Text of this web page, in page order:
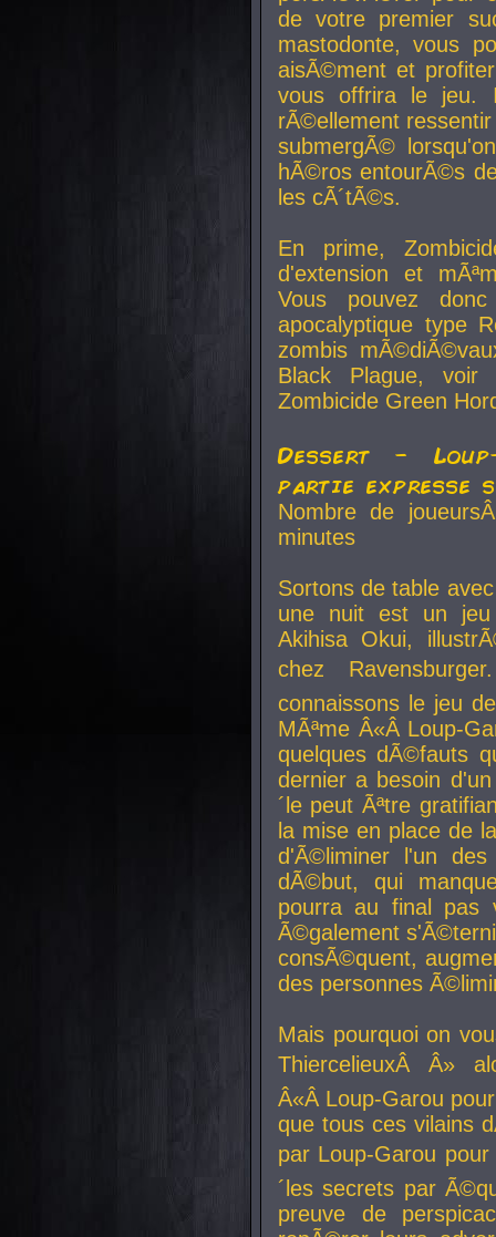
de votre premier
mastodonte, vous
aisÃ©ment et
vous offrira le jeu.
rÃ©ellement
submergÃ©
hÃ©ros entourÃ©s
les cÃ´tÃ©s.
En prime,
d'extension et
Vous pouvez
apocalyptique type
zombis
Black Plague,
Zombicide Green
Dessert -
partie expresse
Nombre de
minutes
Sortons de table
une nuit est un
Akihisa Okui,
chez
connaissons le jeu
MÃªme Â«Â Loup-
quelques dÃ©fauts
dernier a besoin
´le peut Ãªtre
la mise en place de
d'Ã©liminer l'un
dÃ©but, qui
pourra au final pas
Ã©galement
consÃ©quent,
des personnes
Mais pourquoi on
ThiercelieuxÂ Â»
Â«Â Loup-Garou
que tous ces vilains
par Loup-Garou
´les secrets par
preuve de